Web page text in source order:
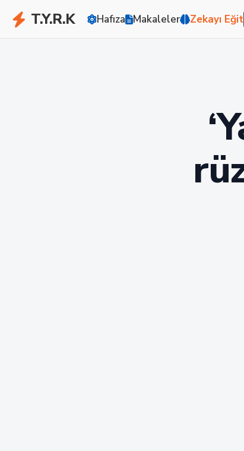
T.Y.R.K Hafıza Makaleler Zekayı Eğit